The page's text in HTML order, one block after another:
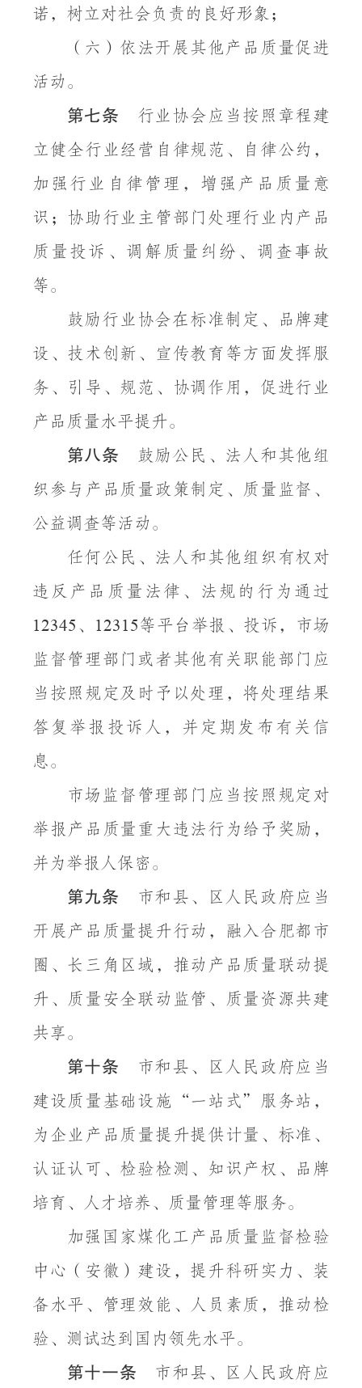
诺，树立对社会负责的良好形象；
（六）依法开展其他产品质量促进
活动。
第七条 行业协会应当按照章程建
立健全行业经营自律规范、自律公约，
加强行业自律管理，增强产品质量意
识；协助行业主管部门处理行业内产品
质量投诉、调解质量纠纷、调查事故
等。
鼓励行业协会在标准制定、品牌建
设、技术创新、宣传教育等方面发挥服
务、引导、规范、协调作用，促进行业
产品质量水平提升。
第八条 鼓励公民、法人和其他组
织参与产品质量政策制定、质量监督、
公益调查等活动。
任何公民、法人和其他组织有权对
违反产品质量法律、法规的行为通过
12345 、 12315等平台举报、投诉，市场
监督管理部门或者其他有关职能部门应
当按照规定及时予以处理，将处理结果
答复举报投诉人，并定期发布有关信
息。
市场监督管理部门应当按照规定对
举报产品质量重大违法行为给予奖励，
并为举报人保密。
第九条 市和县、区人民政府应当
开展产品质量提升行动，融入合肥都市
圈、长三角区域，推动产品质量联动提
升、质量安全联动监管、质量资源共建
共享。
第十条 市和县、区人民政府应当
建设质量基础设施
“一站式”服务站，
为企业产品质量提升提供计量、标准、
认证认可、检验检测、知识产权、品牌
培育、人才培养、质量管理等服务。
加强国家煤化工产品质量监督检验
中心（安徽）建设，提升科研实力、装
备水平、管理效能、人员素质，推动检
验、测试达到国内领先水平。
第十一条 市和县、区人民政府应